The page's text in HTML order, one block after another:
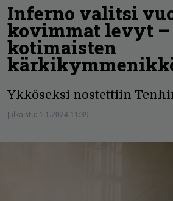
Inferno valitsi
kovimmat levyt –
kotimaisten
Ykköseksi nostettiin
Julkaistu: 1.1.2024 11:39